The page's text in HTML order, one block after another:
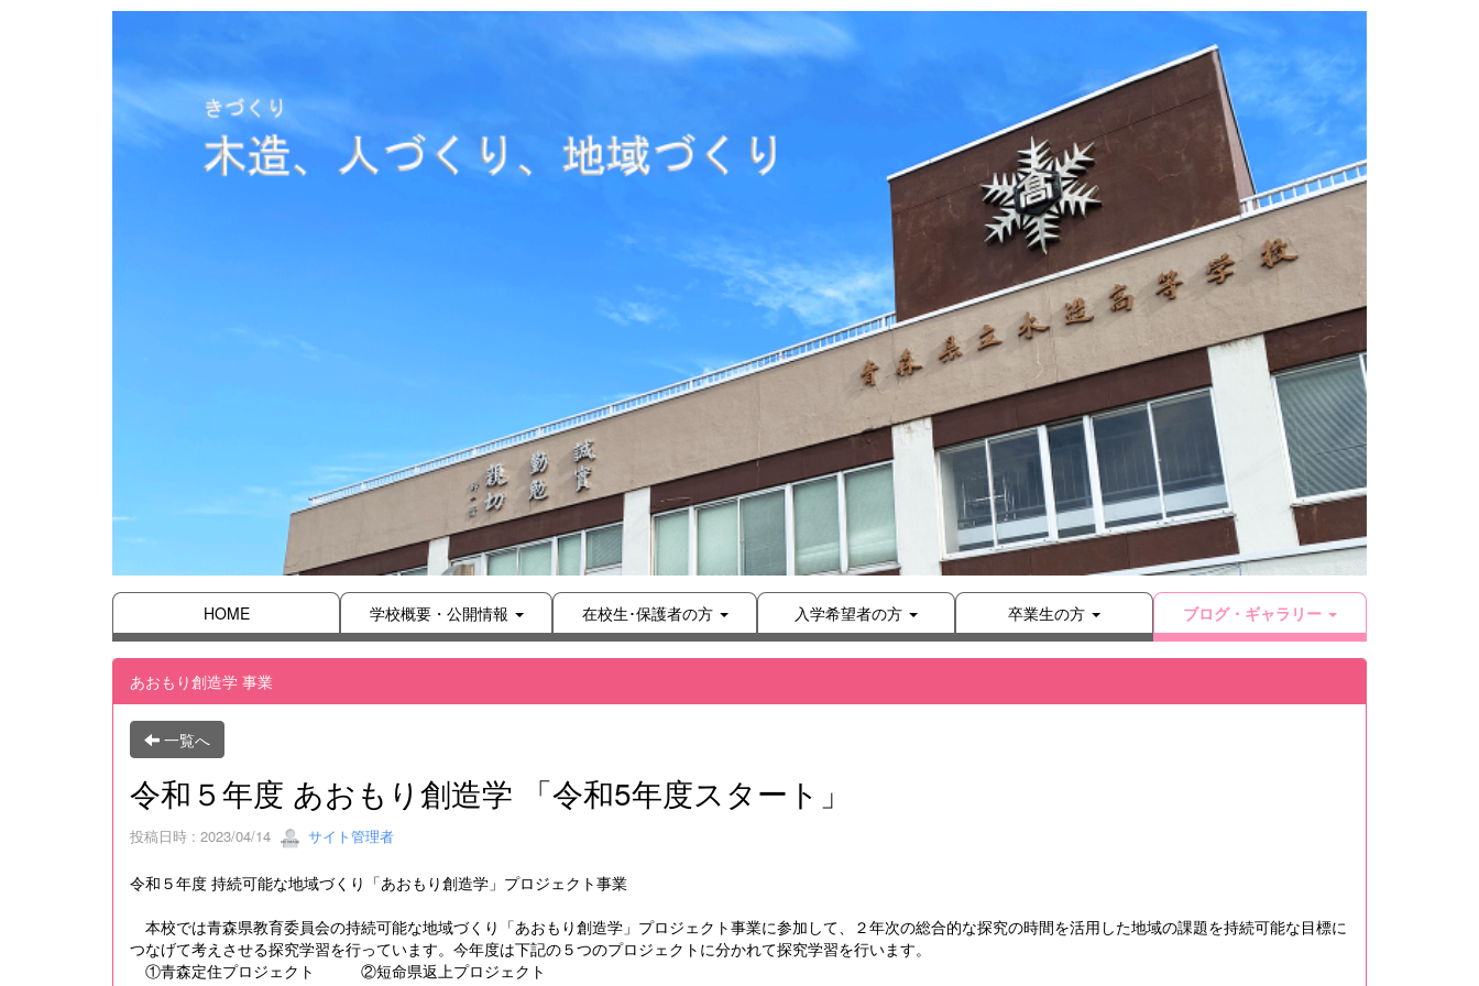
HOME 学校概要・公開情報 在校生･保護者の方 入学希望者の方 卒業生の方 ブログ・ギャラリー
あおもり創造学 事業
一覧へ
令和５年度 あおもり創造学 「令和5年度スタート」
投稿日時 : 2023/04/14 サイト管理者
令和５年度 持続可能な地域づくり「あおもり創造学」プロジェクト事業
本校では青森県教育委員会の持続可能な地域づくり「あおもり創造学」プロジェクト事業に参加して、２年次の総合的な探究の時間を活用した地域の課題を持続可能な目標に
つなげて考えさせる探究学習を行っています。今年度は下記の５つのプロジェクトに分かれて探究学習を行います。
①青森定住プロジェクト ②短命県返上プロジェクト